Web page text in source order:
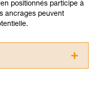
positionnés participe à
ancrages peuvent